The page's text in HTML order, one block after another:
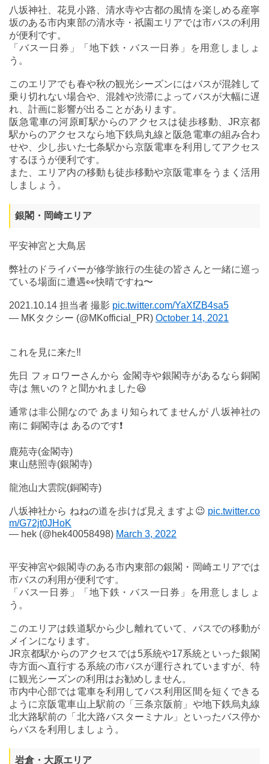
八坂神社、花見小路、清水寺や古都の風情を楽しめる産寧
坂のある市内東部の清水寺・祇園エリアでは市バスの利用
が便利です。
「バス一日券」「地下鉄・バス一日券」を用意しましょ
う。
このエリアでも春や秋の観光シーズンにはバスが混雑して
乗り切れない場合や、混雑や渋滞によってバスが大幅に遅
れ、計画に影響が出ることがあります。
阪急電車の河原町駅からのアクセスは徒歩移動、JR京都
駅からのアクセスなら地下鉄烏丸線と阪急電車の組み合わ
せや、少し歩いた七条駅から京阪電車を利用してアクセス
するほうが便利です。
また、エリア内の移動も徒歩移動や京阪電車をうまく活用
しましょう。
銀閣・岡崎エリア
平安神宮と大鳥居
弊社のドライバーが修学旅行の生徒の皆さんと一緒に巡っ
ている場面に遭遇👀快晴ですね〜
2021.10.14 担当者 撮影 pic.twitter.com/YaXfZB4sa5
— MKタクシー (@MKofficial_PR) October 14, 2021
これを見に来た‼️
先日 フォロワーさんから 金閣寺や銀閣寺があるなら銅閣
寺は 無いの？と聞かれました😆
通常は非公開なので あまり知られてませんが 八坂神社の
南に 銅閣寺は あるのです❗
鹿苑寺(金閣寺)
東山慈照寺(銀閣寺)
龍池山大雲院(銅閣寺)
八坂神社から ねねの道を歩けば見えますよ😉 pic.twitter.co
m/G72jt0JHoK
— hek (@hek40058498) March 3, 2022
平安神宮や銀閣寺のある市内東部の銀閣・岡崎エリアでは
市バスの利用が便利です。
「バス一日券」「地下鉄・バス一日券」を用意しましょ
う。
このエリアは鉄道駅から少し離れていて、バスでの移動が
メインになります。
JR京都駅からのアクセスでは5系統や17系統といった銀閣
寺方面へ直行する系統の市バスが運行されていますが、特
に観光シーズンの利用はお勧めしません。
市内中心部では電車を利用してバス利用区間を短くできる
ように京阪電車山上駅前の「三条京阪前」や地下鉄烏丸線
北大路駅前の「北大路バスターミナル」といったバス停か
らバスを利用しましょう。
岩倉・大原エリア